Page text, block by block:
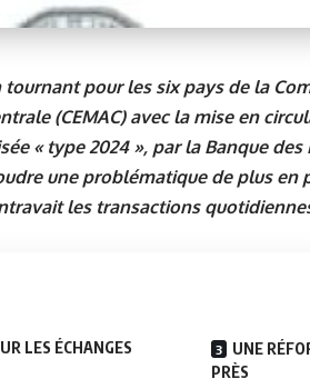
tournant pour les six pays de la
(CEMAC) avec la mise en
« type 2024 », par la Banque des
une problématique de plus en
les transactions
LES ÉCHANGES
UNE
PRÈS